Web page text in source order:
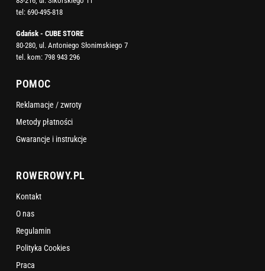
tel: 690-495-818
Gdańsk - CUBE STORE
80-280, ul. Antoniego Słonimskiego 7
tel. kom: 798 943 296
POMOC
Reklamacje / zwroty
Metody płatności
Gwarancje i instrukcje
ROWEROWY.PL
Kontakt
O nas
Regulamin
Polityka Cookies
Praca